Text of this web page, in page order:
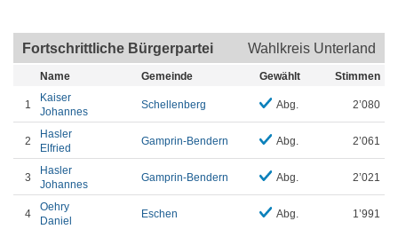
Fortschrittliche Bürgerpartei Wahlkreis Unterland
Name Gemeinde Gewählt Stimmen
1
Kaiser
Johannes
Schellenberg Abg. 2’080
2
Hasler
Elfried
Gamprin-Bendern Abg. 2’061
3
Hasler
Johannes
Gamprin-Bendern Abg. 2’021
4
Oehry
Daniel
Eschen Abg. 1’991